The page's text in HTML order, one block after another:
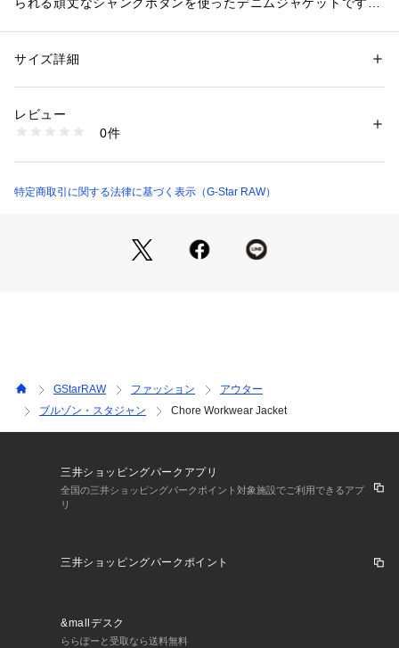
ます。
・シャンクボタンで調節可能な袖口
・胸にシャンクボタン留めのフラップポケット
性別：メンズ
素材：Steer Ecru Denim Recycled
を高めた3×1右綾織りのデニムです。
・13 オンスデニム
・75% 再生コットン, 25% リサイクルコットン
サービスの強化をシステム的に行う農業理念および方法に基づいて生産さ
洗濯：・30°C洗濯機洗い可能
商品番号：1095400000086 （モール）
D23019-D300 （ショップ）
サイズ詳細
レビュー
0件
特定商取引に関する法律に基づく表示（G-Star RAW）
GStarRAW ファッション
アウター
ブルゾン・スタジャン
Chore Workwear Jacket
三井ショッピングパークアプリ
全国の三井ショッピングパークポイント対象施設でご利用できるアプ
リ
三井ショッピングパークポイント
&mallデスク
ららぽーと受取なら送料無料